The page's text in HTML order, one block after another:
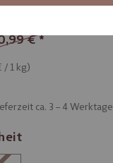
€
/ 1 kg)
ca. 3 – 4 Werktage